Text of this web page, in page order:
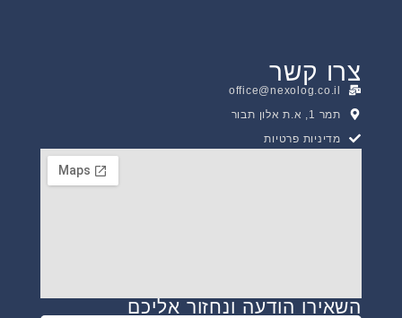
צרו קשר
office@nexolog.co.il
תמר 1, א.ת אלון תבור
מדיניות פרטיות
השאירו הודעה ונחזור אליכם